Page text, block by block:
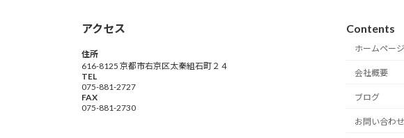
アクセス
住所
616-8125 京都市右京区太秦組石町２４
TEL
075-881-2727
FAX
075-881-2730
Contents
ホームページ
会社概要
ブログ
お問い合わせ